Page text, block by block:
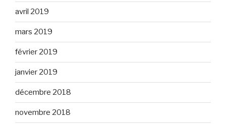
avril 2019
mars 2019
février 2019
janvier 2019
décembre 2018
novembre 2018